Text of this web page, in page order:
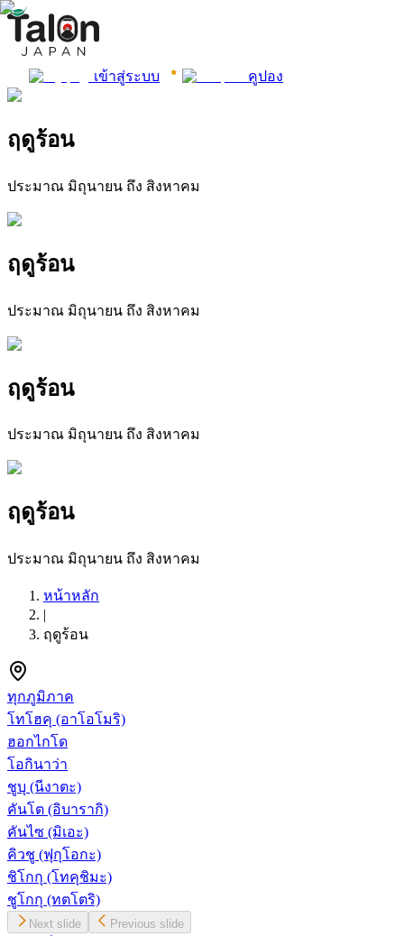
เข้าสู่ระบบ คูปอง
ฤดูร้อน
ประมาณ มิถุนายน ถึง สิงหาคม
ฤดูร้อน
ประมาณ มิถุนายน ถึง สิงหาคม
ฤดูร้อน
ประมาณ มิถุนายน ถึง สิงหาคม
ฤดูร้อน
ประมาณ มิถุนายน ถึง สิงหาคม
หน้าหลัก
|
ฤดูร้อน
ทุกภูมิภาค
โทโฮคุ (อาโอโมริ)
ฮอกไกโด
โอกินาว่า
ชูบุ (นีงาตะ)
คันโต (อิบารากิ)
คันไซ (มิเอะ)
คิวชู (ฟุกุโอกะ)
ชิโกกุ (โทคุชิมะ)
ชูโกกุ (ทตโตริ)
Next slide Previous slide